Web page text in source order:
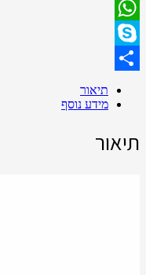
Email
WhatsApp
Skype
תיאור
מידע נוסף
תיאור